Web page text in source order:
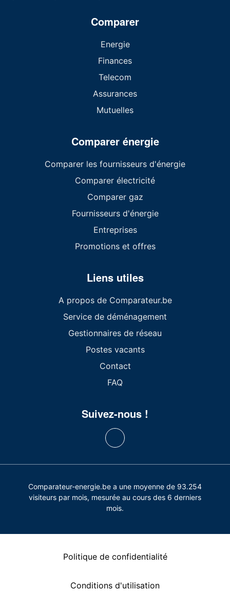
Comparer
Energie
Finances
Telecom
Assurances
Mutuelles
Comparer énergie
Comparer les fournisseurs d'énergie
Comparer électricité
Comparer gaz
Fournisseurs d'énergie
Entreprises
Promotions et offres
Liens utiles
A propos de Comparateur.be
Service de déménagement
Gestionnaires de réseau
Postes vacants
Contact
FAQ
Suivez-nous !
Comparateur-energie.be a une moyenne de 93.254
visiteurs par mois, mesurée au cours des 6 derniers
mois.
Politique de confidentialité
Conditions d'utilisation